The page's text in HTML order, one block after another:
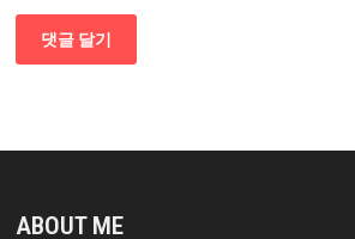
ABOUT ME